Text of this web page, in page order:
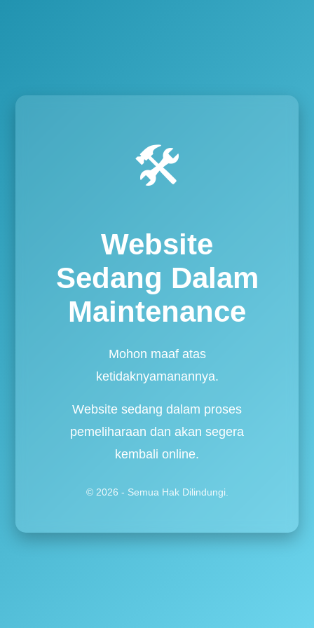
🛠️
Website
Sedang Dalam
Maintenance
Mohon maaf atas
ketidaknyamanannya.
Website sedang dalam proses
pemeliharaan dan akan segera
kembali online.
© 2026 - Semua Hak Dilindungi.